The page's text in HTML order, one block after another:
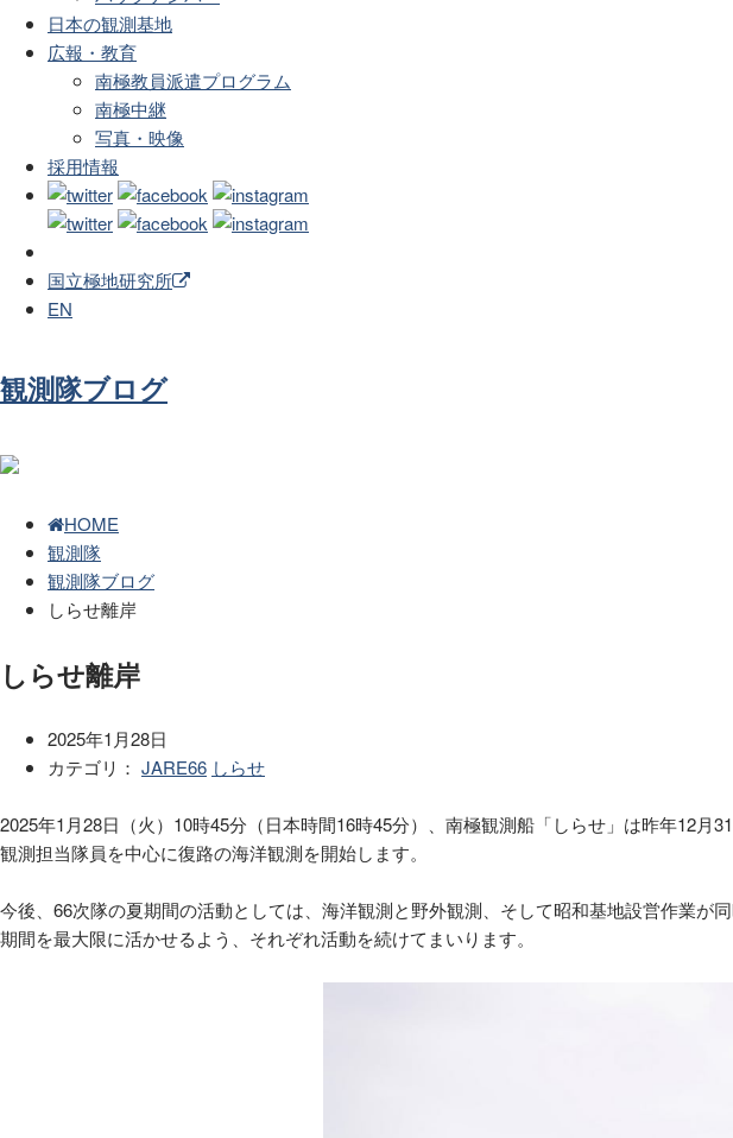
日本の観測基地
広報・教育
南極教員派遣プログラム
南極中継
写真・映像
採用情報
国立極地研究所
EN
観測隊ブログ
HOME
観測隊
観測隊ブログ
しらせ離岸
しらせ離岸
2025年1月28日
カテゴリ： JARE66 しらせ
2025年1月28日（火）10時45分（日本時間16時45分）、南極観測船「しらせ」は昨年12
観測担当隊員を中心に復路の海洋観測を開始します。
今後、66次隊の夏期間の活動としては、海洋観測と野外観測、そして昭和基地設営作業
期間を最大限に活かせるよう、それぞれ活動を続けてまいります。